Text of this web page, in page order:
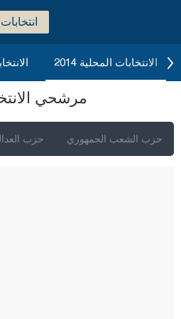
انتخابات
الانتخابات المحلية 2014
مرشحي
حزب حزب الشعب الجمهوري